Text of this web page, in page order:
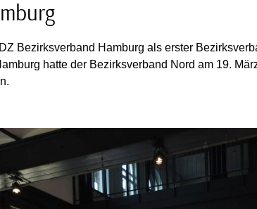
Bezirksverband Hamburg als erster
hatte der Bezirksverband Nord am 19.